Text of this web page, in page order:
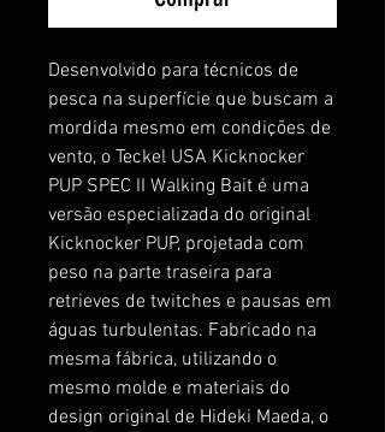
Desenvolvido para técnicos de
pesca na superfície que buscam a
mordida mesmo em condições de
vento, o Teckel USA Kicknocker
PUP SPEC II Walking Bait é uma
versão especializada do original
Kicknocker PUP, projetada com
peso na parte traseira para
retrieves de twitches e pausas em
águas turbulentas. Fabricado na
mesma fábrica, utilizando o
mesmo molde e materiais do
design original de Hideki Maeda, o